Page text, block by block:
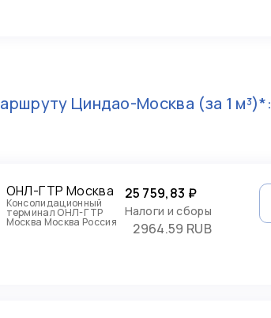
Циндао-Москва (за 1 м³)*:
ОНЛ-ГТР Москва
Консолидационный
терминал ОНЛ-ГТР
Москва Москва Россия
25 759,83 ₽
Налоги и сборы
2964.59 RUB